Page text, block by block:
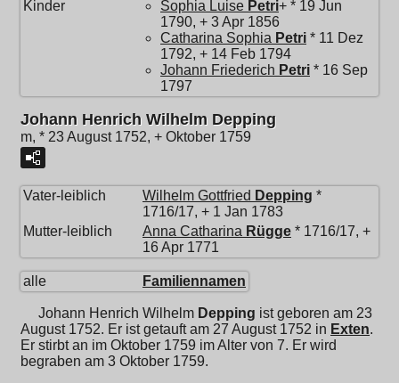
Kinder Sophia Luise Petri+ * 19 Jun
1790, + 3 Apr 1856
Catharina Sophia Petri * 11 Dez
1792, + 14 Feb 1794
Johann Friederich Petri * 16 Sep
1797
Johann Henrich Wilhelm Depping
m, * 23 August 1752, + Oktober 1759
Vater-leiblich Wilhelm Gottfried Depping *
1716/17, + 1 Jan 1783
Mutter-leiblich
Anna Catharina Rügge * 1716/17, +
16 Apr 1771
alle Familiennamen
Johann Henrich Wilhelm Depping ist geboren am 23
August 1752. Er ist getauft am 27 August 1752 in Exten.
Er stirbt an im Oktober 1759 im Alter von 7. Er wird
begraben am 3 Oktober 1759.